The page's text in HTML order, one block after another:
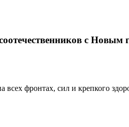
с Новым
фронтах, сил и крепкого